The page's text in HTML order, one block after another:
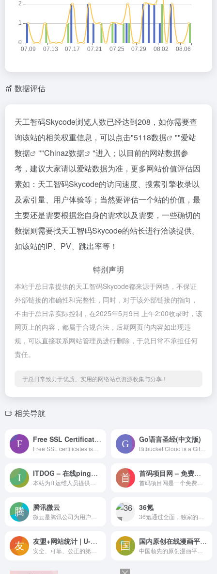
数据评估
天工智码Skycode浏览人数已经达到208，如你需要查
询该站的相关权重信息，可以点击"5118数据 ""爱站
数据
""Chinaz数据
"进入；以目前的网站数据参
考，建议大家请以爱站数据为准，更多网站价值评估因
素如：天工智码Skycode的访问速度、搜索引擎收录以
及索引量、用户体验等；当然要评估一个站的价值，最
主要还是需要根据您自身的需求以及需要，一些确切的
数据则需要找天工智码Skycode的站长进行洽谈提供。
如该站的IP、PV、跳出率等！
特别声明
本站于总日常提供的天工智码Skycode都来源于网络，不保证
外部链接的准确性和完整性，同时，对于该外部链接的指向，
不由于总日常实际控制，在2025年5月9日 上午2:00收录时，该
网页上的内容，都属于合规合法，后期网页的内容如出现违
规，可以直接联系网站管理员进行删除，于总日常不承担任何
责任。
于总日常致力于优质、实用的网络站点资源收集与分享！
相关导航
Free SSL Certificates and SSL Tools Go语言圣经(中文版)
ITDOG – 在线ping_在线tcping_网站测速_HTTP测速_API测速_路由追踪_在线MTR_DNS查询_ITDOG-云邦畅想 首码项目网 – 免费的首码发布最新项目推广_炫星网上创业赚钱小项目发布平台
腾讯微云 36氪
友盟+网站统计 | U-Web | 即安即用，实时统计网站流量数据 国内原创在线漫画平台_好看的漫画大全 – 漫客栈